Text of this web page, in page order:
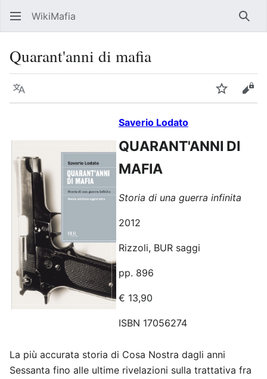
WikiMafia
Quarant'anni di mafia
Lingua Segui
Saverio Lodato
QUARANT'ANNI DI
MAFIA
Storia di una guerra infinita
2012
Rizzoli, BUR saggi
pp. 896
€ 13,90
ISBN 17056274
La più accurata storia di Cosa Nostra dagli anni
Sessanta fino alle ultime rivelazioni sulla trattativa fra